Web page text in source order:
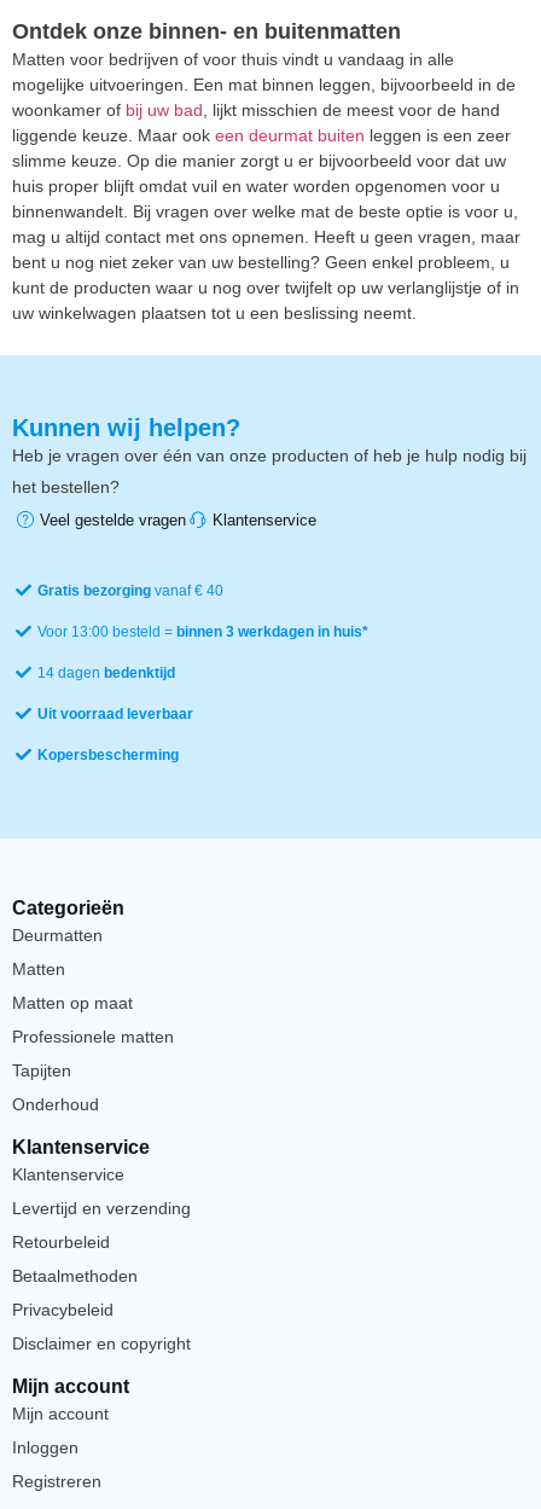
Ontdek onze binnen- en buitenmatten
Matten voor bedrijven of voor thuis vindt u vandaag in alle
mogelijke uitvoeringen. Een mat binnen leggen, bijvoorbeeld in de
woonkamer of bij uw bad , lijkt misschien de meest voor de hand
liggende keuze. Maar ook een deurmat buiten leggen is een zeer
slimme keuze. Op die manier zorgt u er bijvoorbeeld voor dat uw
huis proper blijft omdat vuil en water worden opgenomen voor u
binnenwandelt. Bij vragen over welke mat de beste optie is voor u,
mag u altijd contact met ons opnemen. Heeft u geen vragen, maar
bent u nog niet zeker van uw bestelling? Geen enkel probleem, u
kunt de producten waar u nog over twijfelt op uw verlanglijstje of in
uw winkelwagen plaatsen tot u een beslissing neemt.
Kunnen wij helpen?
Heb je vragen over één van onze producten of heb je hulp nodig bij
het bestellen?
Veel gestelde vragen Klantenservice
Gratis bezorgingvanaf € 40
Voor 13:00 besteld =binnen 3 werkdagen in huis*
14 dagenbedenktijd
Uit voorraad leverbaar
Kopersbescherming
Categorieën
Deurmatten
Matten
Matten op maat
Professionele matten
Tapijten
Onderhoud
Klantenservice
Klantenservice
Levertijd en verzending
Retourbeleid
Betaalmethoden
Privacybeleid
Disclaimer en copyright
Mijn account
Mijn account
Inloggen
Registreren